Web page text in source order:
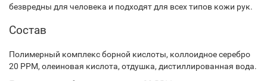
безвредны для человека и подходят для всех типов кожи рук.
Состав
Полимерный комплекс борной кислоты, коллоидное серебро
20 PPM, олеиновая кислота, отдушка, дистиллированная вода.